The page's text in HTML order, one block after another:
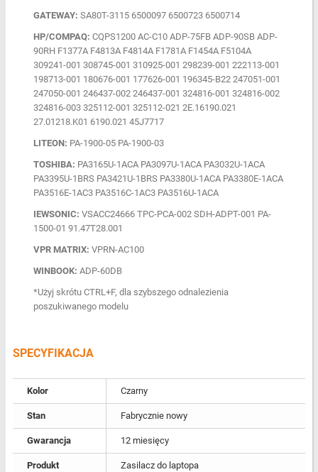
GATEWAY: SA80T-3115 6500097 6500723 6500714
HP/COMPAQ: CQPS1200 AC-C10 ADP-75FB ADP-90SB ADP-
90RH F1377A F4813A F4814A F1781A F1454A F5104A
309241-001 308745-001 310925-001 298239-001 222113-001
198713-001 180676-001 177626-001 196345-B22 247051-001
247050-001 246437-002 246437-001 324816-001 324816-002
324816-003 325112-001 325112-021 2E.16190.021
27.01218.K01 6190.021 45J7717
LITEON: PA-1900-05 PA-1900-03
TOSHIBA: PA3165U-1ACA PA3097U-1ACA PA3032U-1ACA
PA3395U-1BRS PA3421U-1BRS PA3380U-1ACA PA3380E-1ACA
PA3516E-1AC3 PA3516C-1AC3 PA3516U-1ACA
IEWSONIC: VSACC24666 TPC-PCA-002 SDH-ADPT-001 PA-
1500-01 91.47T28.001
VPR MATRIX: VPRN-AC100
WINBOOK: ADP-60DB
*Użyj skrótu CTRL+F, dla szybszego odnalezienia
poszukiwanego modelu
SPECYFIKACJA
Kolor Czarny
Stan Fabrycznie nowy
Gwarancja 12 miesięcy
Produkt Zasilacz do laptopa